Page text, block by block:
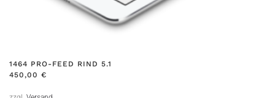
1464 PRO-FEED RIND 5.1
450,00 €